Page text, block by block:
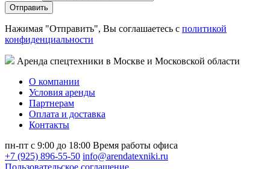
Нажимая "Отправить", Вы соглашаетесь с политикой
конфиденциальности
Аренда спецтехники в Москве и Московской области
О компании
Условия аренды
Партнерам
Оплата и доставка
Контакты
пн-пт с 9:00 до 18:00 Время работы офиса
+7 (925) 896-55-50 info@arendatexniki.ru
Пользовательское соглашение